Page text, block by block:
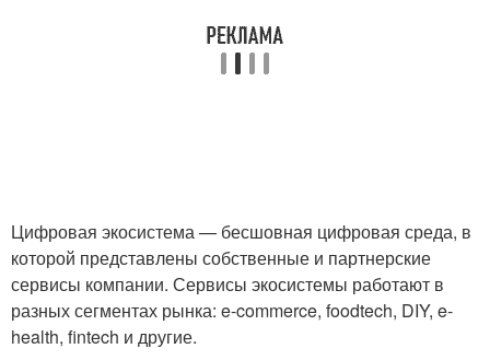
Цифровая экосистема — бесшовная цифровая среда, в
которой представлены собственные и партнерские
сервисы компании. Сервисы экосистемы работают в
разных сегментах рынка: e-commerce, foodtech, DIY, e-
health, fintech и другие.